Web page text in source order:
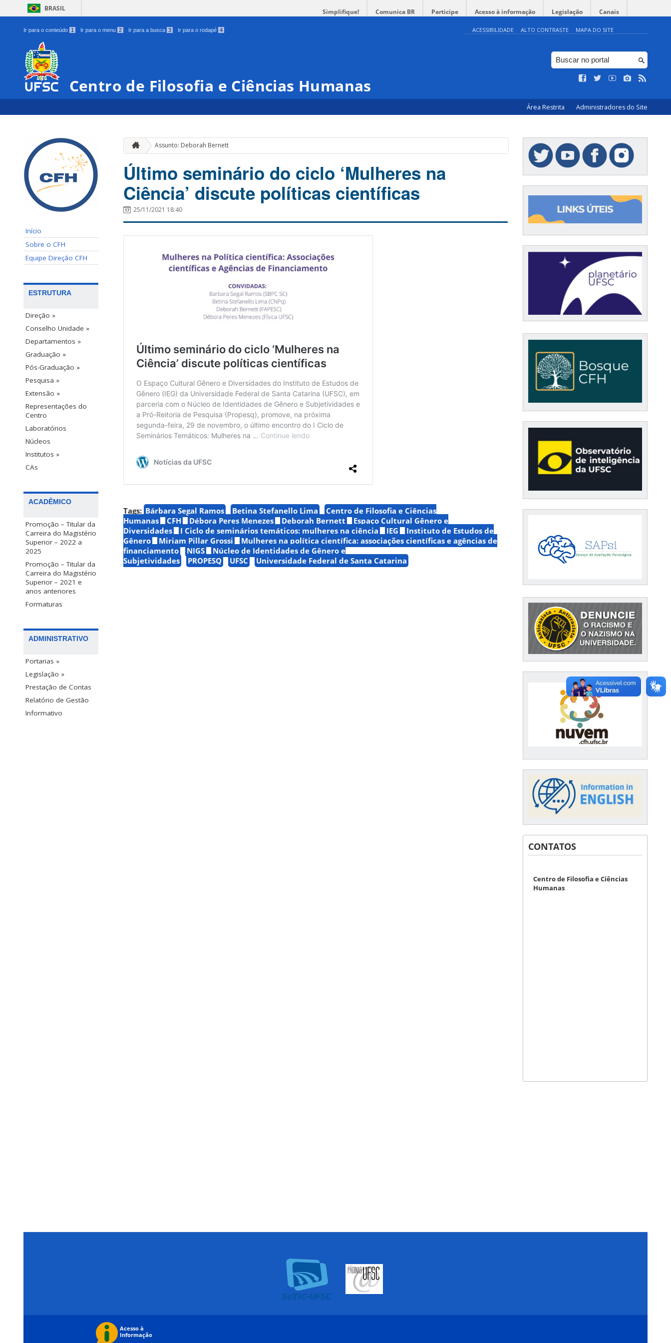
BRASIL Simplifique! Comunica BR Participe Acesso à informação Legislação Canais
Ir para o conteúdo 1 Ir para o menu 2 Ir para a busca 3 Ir para o rodapé 4 ACESSIBILIDADE ALTO CONTRASTE MAPA DO SITE
Centro de Filosofia e Ciências Humanas
Área Restrita Administradores do Site
Início
Sobre o CFH
Equipe Direção CFH
ESTRUTURA
Direção »
Conselho Unidade »
Departamentos »
Graduação »
Pós-Graduação »
Pesquisa »
Extensão »
Representações do
Centro
Laboratórios
Núcleos
Institutos »
CAs
ACADÊMICO
Promoção – Titular da
Carreira do Magistério
Superior – 2022 a
2025
Promoção – Titular da
Carreira do Magistério
Superior – 2021 e
anos anteriores
Formaturas
ADMINISTRATIVO
Portarias »
Legislação »
Prestação de Contas
Relatório de Gestão
Informativo
Assunto: Deborah Bernett
Último seminário do ciclo ‘Mulheres na
Ciência’ discute políticas científicas
25/11/2021 18:40
Tags: Bárbara Segal Ramos Betina Stefanello Lima
Centro de Filosofia e Ciências
Humanas
CFH Débora Peres Menezes Deborah Bernett
Espaço Cultural Gênero e
Diversidades
I Ciclo de seminários temáticos: mulheres na ciência IEG
Instituto de Estudos de
Gênero
Miriam Pillar Grossi
Mulheres na política científica: associações científicas e agências de
financiamento
NIGS
Núcleo de Identidades de Gênero e
Subjetividades
PROPESQ UFSC Universidade Federal de Santa Catarina
CONTATOS
Centro de Filosofia e Ciências
Humanas